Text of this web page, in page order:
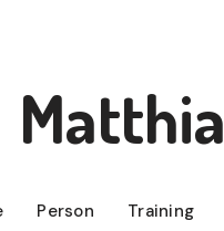
Person Training